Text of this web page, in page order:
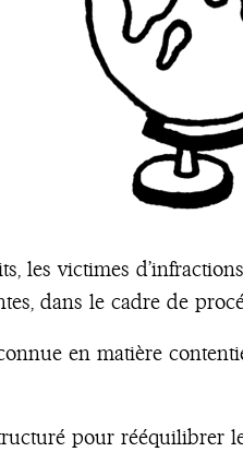
les victimes
dans le cadre de
en matière
pour rééquilibrer